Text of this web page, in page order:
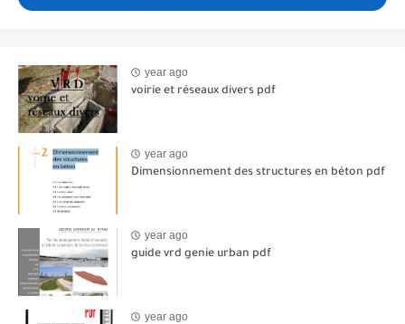
year ago
voirie et réseaux divers pdf
year ago
Dimensionnement des structures en béton pdf
year ago
guide vrd genie urban pdf
year ago